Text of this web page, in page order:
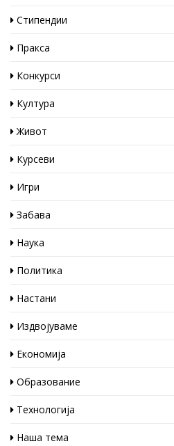
Стипендии
Пракса
Конкурси
Култура
Живот
Курсеви
Игри
Забава
Наука
Политика
Настани
Издвојуваме
Економија
Образование
Технологија
Наша тема